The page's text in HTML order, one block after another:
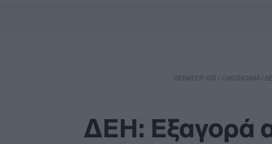
DEBATER.GR / ΟΙΚΟΝΟΜΙΑ/
ΔΕΗ: Εξαγορά